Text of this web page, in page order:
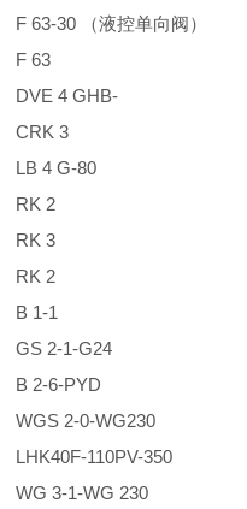
F 63-30 （液控单向阀）
F 63
DVE 4 GHB-
CRK 3
LB 4 G-80
RK 2
RK 3
RK 2
B 1-1
GS 2-1-G24
B 2-6-PYD
WGS 2-0-WG230
LHK40F-110PV-350
WG 3-1-WG 230